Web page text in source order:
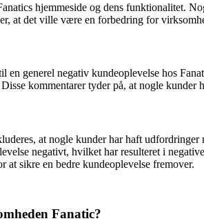
hjemmeside og dens funktionalitet.
at det ville være en forbedring for
en generel negativ kundeoplevelse hos
kommentarer tyder på, at nogle kunder
at nogle kunder har haft
negativt, hvilket har resulteret i
at sikre en bedre kundeoplevelse fremover.
Fanatic?